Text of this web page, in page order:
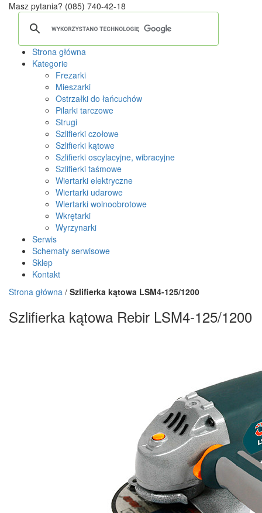
Masz pytania? (085) 740-42-18
Strona główna
Kategorie
Frezarki
Mieszarki
Ostrzałki do łańcuchów
Pilarki tarczowe
Strugi
Szlifierki czołowe
Szlifierki kątowe
Szlifierki oscylacyjne, wibracyjne
Szlifierki taśmowe
Wiertarki elektryczne
Wiertarki udarowe
Wiertarki wolnoobrotowe
Wkrętarki
Wyrzynarki
Serwis
Schematy serwisowe
Sklep
Kontakt
Strona główna / Szlifierka kątowa LSM4-125/1200
Szlifierka kątowa Rebir LSM4-125/1200